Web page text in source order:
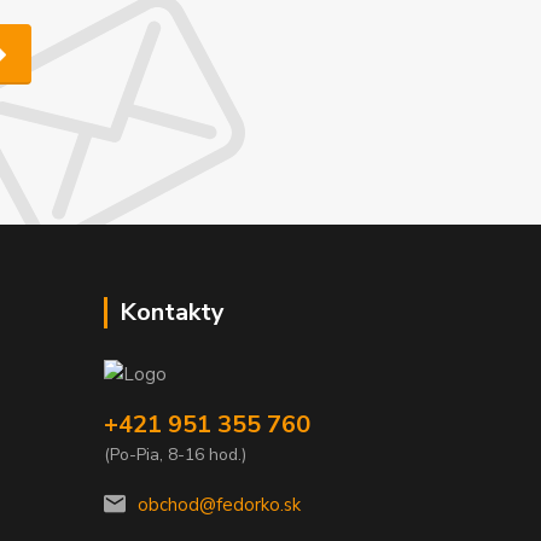
Kontakty
+421 951 355 760
(Po-Pia, 8-16 hod.)
obchod@fedorko.sk